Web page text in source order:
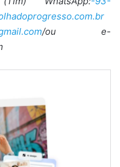
/ou e-